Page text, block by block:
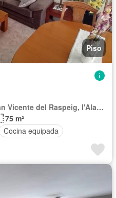
Piso
Sant Vicent del Raspeig / San Vicente del Raspeig, l'Alacantí
75 m²
Cocina equipada